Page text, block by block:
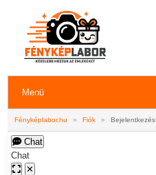
Menü
Fényképlabor.hu » Fiók » Bejelentkezés
Chat
Chat
✕